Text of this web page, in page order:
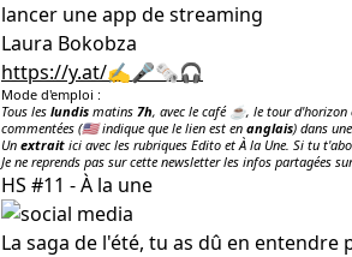
lancer uneapp de streaming
Laura Bokobza
https://y.at/✍️🎤🗞️🎧
Mode d'emploi :
Tous les lundis matins 7h, avec le café ☕️, le tour d'horizon
commentées (🇺🇸 indique que le lien est en anglais) dans
Un extrait ici avec les rubriques Edito et À la Une. Si tu
Je ne reprends pas sur cette newsletter les infos partagées
HS #11 - À la une
La saga de l'été, tu as dû en